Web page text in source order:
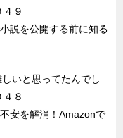
４９
説を公開する前に知る
いと思ってたんでし
４８
安を解消！Amazonで